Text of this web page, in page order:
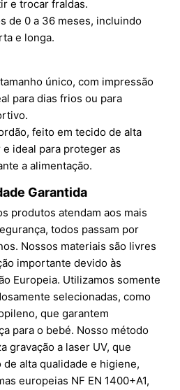
e trocar fraldas.
de 0 a 36 meses, incluindo
e longa.
único, com impressão
para dias frios ou para
feito em tecido de alta
ideal para proteger as
a alimentação.
Garantida
produtos atendam aos mais
todos passam por
Nossos materiais são livres
importante devido às
Europeia. Utilizamos somente
selecionadas, como
que garantem
para o bebé. Nosso método
gravação a laser UV, que
alta qualidade e higiene,
europeias NF EN 1400+A1,